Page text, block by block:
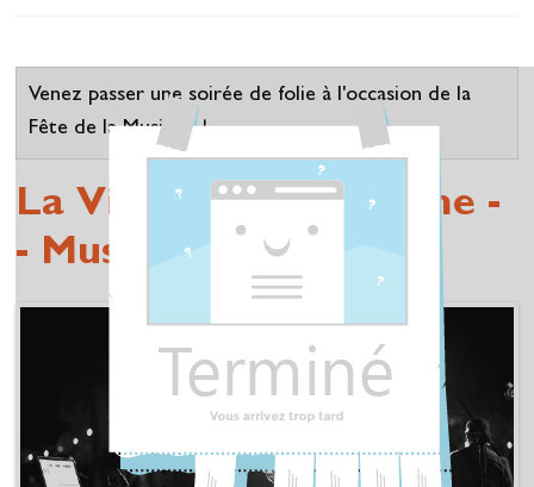
Venez passer une soirée de folie à l'occasion de la
Fête de la Musique !
La Villeneuve-au-Chêne -
- Musique